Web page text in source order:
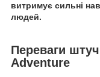
витримує сильні
людей.
Переваги
Adventure